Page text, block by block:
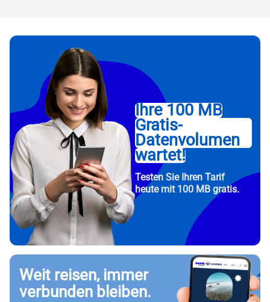
Ihre 100 MB
Gratis-
Datenvolumen
wartet!
Testen Sie Ihren Tarif
heute mit 100 MB gratis.
Weit reisen, immer
verbunden bleiben.